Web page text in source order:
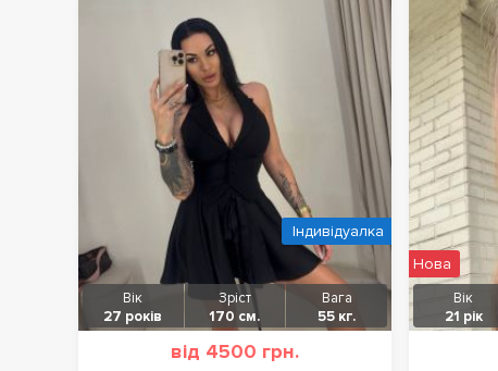
Вік
27 років
Зріст
170 см.
Вага
55 кг.
від 4500 грн.
Індивідуалка
Вік
21 рік
Нова